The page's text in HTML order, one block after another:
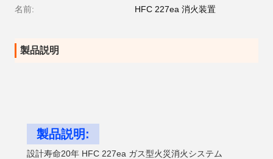
名前: HFC 227ea 消火装置
製品説明
製品説明:
設計寿命20年 HFC 227ea ガス型火災消火システム